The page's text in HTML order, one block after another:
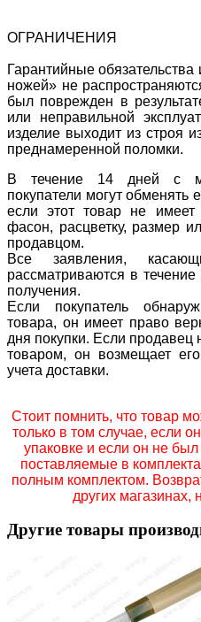
ОГРАНИЧЕНИЯ
Гарантийные
ножей» не
был поврежден в
или неправильной
изделие выходит из строя
преднамеренной поломки.
В течение 14 дней с
покупатели могут обменять
если этот товар не
фасон, расцветку, размер
продавцом.
Все заявления,
рассматриваются в
получения.
Если покупатель
товара, он имеет право
дня покупки. Если продавец
товаром, он возмещает
учета доставки.
Стоит помнить, что товар
только в том случае, если
упаковке и если он не
поставляемые в
полным комплектом.
других магазинах,
Другие товары